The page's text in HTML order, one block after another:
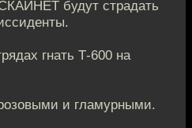
будут страдать
гнать Т-600 на
и гламурными.